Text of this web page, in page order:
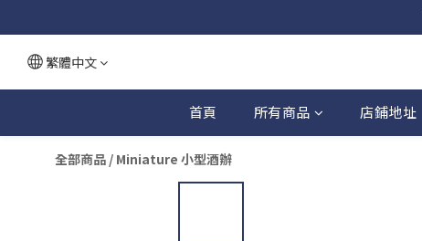
繁體中文
首頁 所有商品 店鋪地址
全部商品 / Miniature 小型酒辦